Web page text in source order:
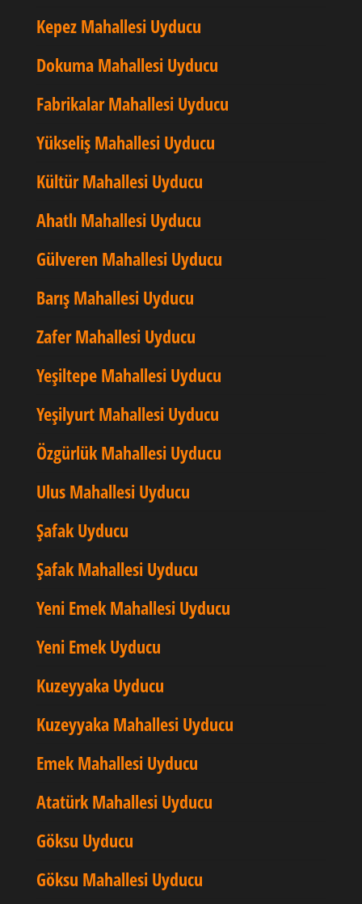
Kepez Mahallesi Uyducu
Dokuma Mahallesi Uyducu
Fabrikalar Mahallesi Uyducu
Yükseliş Mahallesi Uyducu
Kültür Mahallesi Uyducu
Ahatlı Mahallesi Uyducu
Gülveren Mahallesi Uyducu
Barış Mahallesi Uyducu
Zafer Mahallesi Uyducu
Yeşiltepe Mahallesi Uyducu
Yeşilyurt Mahallesi Uyducu
Özgürlük Mahallesi Uyducu
Ulus Mahallesi Uyducu
Şafak Uyducu
Şafak Mahallesi Uyducu
Yeni Emek Mahallesi Uyducu
Yeni Emek Uyducu
Kuzeyyaka Uyducu
Kuzeyyaka Mahallesi Uyducu
Emek Mahallesi Uyducu
Atatürk Mahallesi Uyducu
Göksu Uyducu
Göksu Mahallesi Uyducu